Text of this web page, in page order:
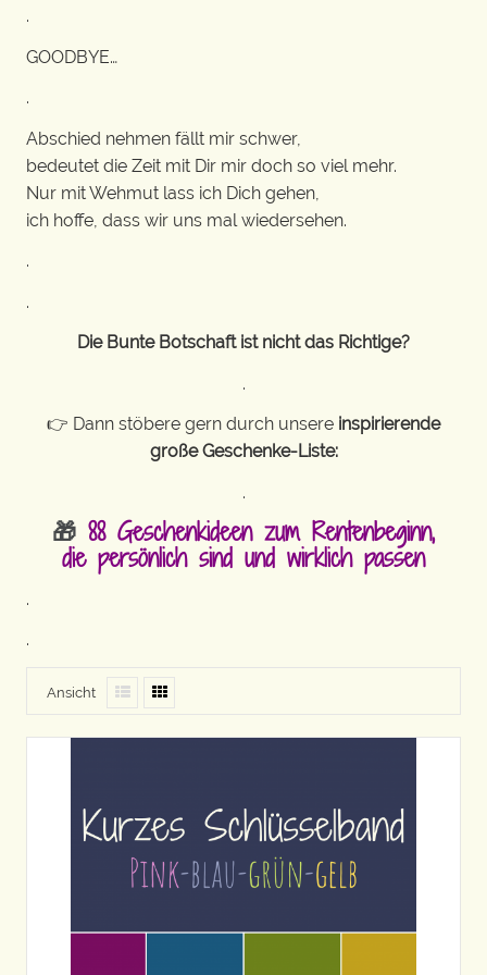
.
GOODBYE…
.
Abschied nehmen fällt mir schwer,
bedeutet die Zeit mit Dir mir doch so viel mehr.
Nur mit Wehmut lass ich Dich gehen,
ich hoffe, dass wir uns mal wiedersehen.
.
.
Die Bunte Botschaft ist nicht das Richtige?
.
👉 Dann stöbere gern durch unsere inspirierende
große Geschenke-Liste:
.
🎁 88 Geschenkideen zum Rentenbeginn,
die persönlich sind und wirklich passen
.
.
Ansicht